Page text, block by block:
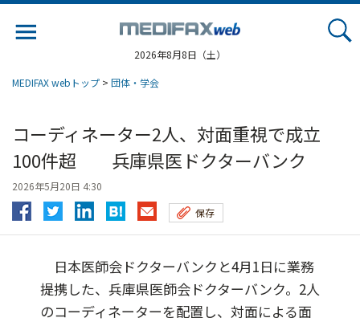
2026年8月8日（土）
MEDIFAX webトップ > 団体・学会
コーディネーター2人、対面重視で成立
100件超 兵庫県医ドクターバンク
2026年5月20日 4:30
保存
日本医師会ドクターバンクと4月1日に業務
提携した、兵庫県医師会ドクターバンク。2人
のコーディネーターを配置し、対面による面